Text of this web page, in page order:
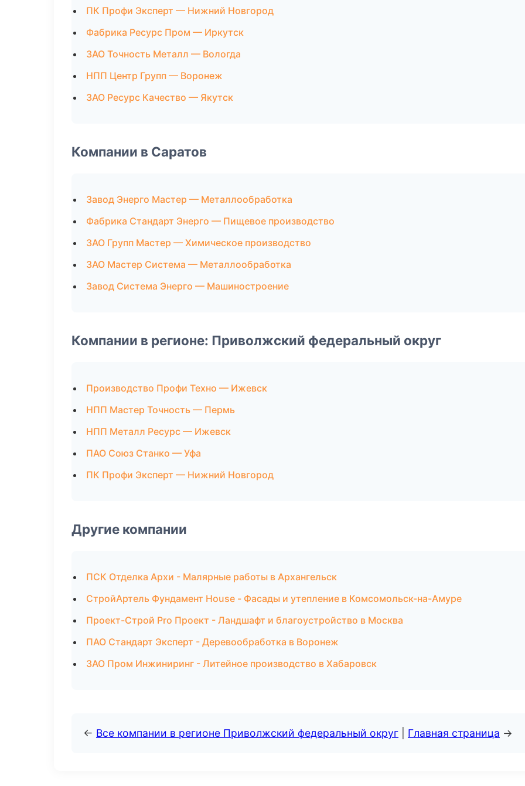
ПК Профи Эксперт — Нижний Новгород
Фабрика Ресурс Пром — Иркутск
ЗАО Точность Металл — Вологда
НПП Центр Групп — Воронеж
ЗАО Ресурс Качество — Якутск
Компании в Саратов
Завод Энерго Мастер — Металлообработка
Фабрика Стандарт Энерго — Пищевое производство
ЗАО Групп Мастер — Химическое производство
ЗАО Мастер Система — Металлообработка
Завод Система Энерго — Машиностроение
Компании в регионе: Приволжский федеральный округ
Производство Профи Техно — Ижевск
НПП Мастер Точность — Пермь
НПП Металл Ресурс — Ижевск
ПАО Союз Станко — Уфа
ПК Профи Эксперт — Нижний Новгород
Другие компании
ПСК Отделка Архи - Малярные работы в Архангельск
СтройАртель Фундамент House - Фасады и утепление в Комсомольск-на-Амуре
Проект-Строй Pro Проект - Ландшафт и благоустройство в Москва
ПАО Стандарт Эксперт - Деревообработка в Воронеж
ЗАО Пром Инжиниринг - Литейное производство в Хабаровск
← Все компании в регионе Приволжский федеральный округ Главная страница →